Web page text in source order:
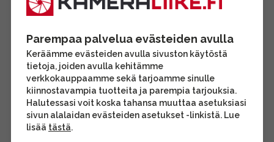
Parempaa palvelua evästeiden avulla
Keräämme evästeiden avulla sivuston käytöstä
tietoja, joiden avulla kehitämme
verkkokauppaamme sekä tarjoamme sinulle
kiinnostavampia tuotteita ja parempia tarjouksia.
Halutessasi voit koska tahansa muuttaa asetuksiasi
sivun alalaidan evästeiden asetukset -linkistä. Lue
lisää tästä.